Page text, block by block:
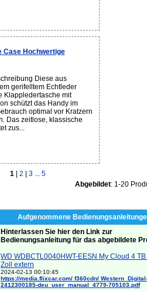
Case Hochwertige
Diese aus
gerifelltem Echtleder
Klappledertasche mit
schützt das Handy im
optimal vor Kratzern
Das zeitlose, klassische
zus...
1 2 3 ... 5
Abgebildet: 1-20
Aufgenommene
Hinterlassen Sie hier den Link zur
Bedienungsanleitung für das abgebildete
WD WDBCTL0040HWT-EESN My Cloud 4
Zoll extern
2024-02-13 00:10:45
https://media.flixcar.com/ f360cdn/ Western_Digital-
2412300185-deu_user_manual_4779-705103.pdf